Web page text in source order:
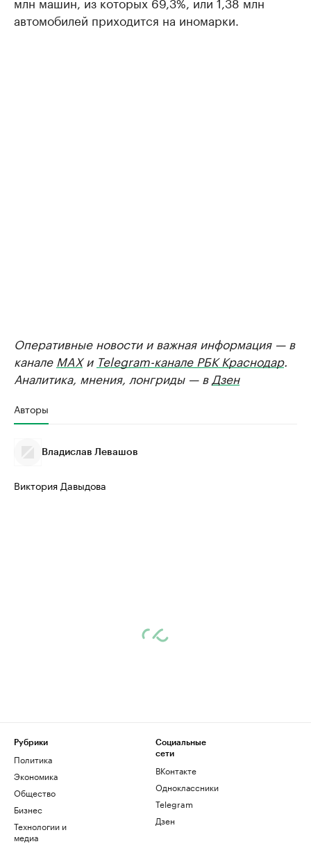
автомобилей приходится на иномарки.
Оперативные новости и важная информация — в
канале MAXи Telegram-канале РБК Краснодар.
Аналитика, мнения, лонгриды — в Дзен
Авторы
Владислав Левашов
Виктория Давыдова
Рубрики
Политика
Экономика
Общество
Бизнес
Технологии и
медиа
Социальные
сети
ВКонтакте
Одноклассники
Telegram
Дзен